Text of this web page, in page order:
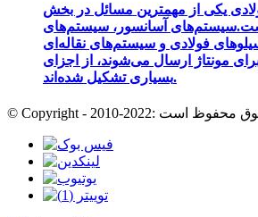
یکی از مهمترین مسائل در بخش
آسانسور، سیستم‌های
فولادی و سیستم‌های نقاله‌ای
مونتاژ ارسال می‌شوند، از اجزای
بسیاری تشکیل شده‌اند.